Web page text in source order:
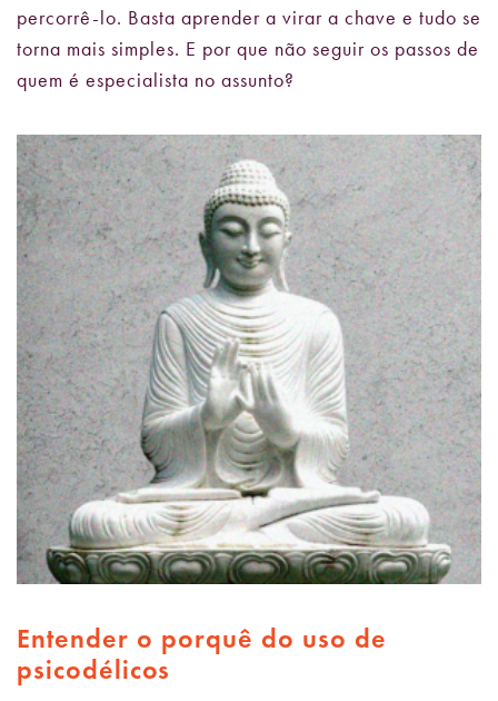
percorrê-lo. Basta aprender a virar a chave e tudo se
torna mais simples. E por que não seguir os passos de
quem é especialista no assunto?
Entender o porquê do uso de
psicodélicos